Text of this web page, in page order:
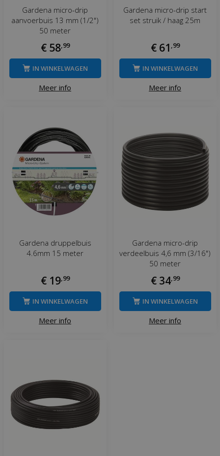
Gardena micro-drip
aanvoerbuis 13 mm (1/2")
50 meter
€ 58,99
Meer info
IN WINKELWAGEN
Gardena micro-drip start
set struik / haag 25m
€ 61 ,99
Meer info
IN WINKELWAGEN
Gardena druppelbuis
4.6mm 15 meter
€ 19,99
Meer info
IN WINKELWAGEN
Gardena micro-drip
verdeelbuis 4,6 mm (3/16")
50 meter
€ 34,99
Meer info
IN WINKELWAGEN